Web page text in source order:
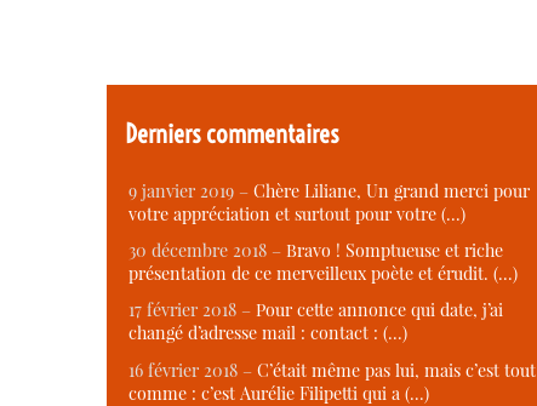
Derniers commentaires
9 janvier 2019 – Chère Liliane, Un grand merci pour
votre appréciation et surtout pour votre (…)
30 décembre 2018 – Bravo ! Somptueuse et riche
présentation de ce merveilleux poète et érudit. (…)
17 février 2018 – Pour cette annonce qui date, j’ai
changé d’adresse mail : contact : (…)
16 février 2018 – C’était même pas lui, mais c’est tout
comme : c’est Aurélie Filipetti qui a (…)